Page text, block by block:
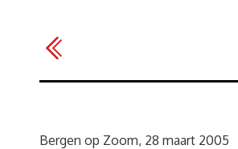
Bergen op Zoom, 28 maart 2005